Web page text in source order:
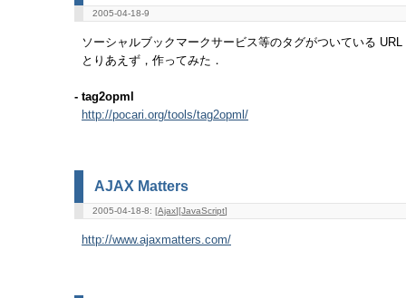
2005-04-18-9
ソーシャルブックマークサービス等のタグがついている
とりあえず，作ってみた．
- tag2opml
http://pocari.org/tools/tag2opml/
AJAX Matters
2005-04-18-8: [Ajax][JavaScript]
http://www.ajaxmatters.com/